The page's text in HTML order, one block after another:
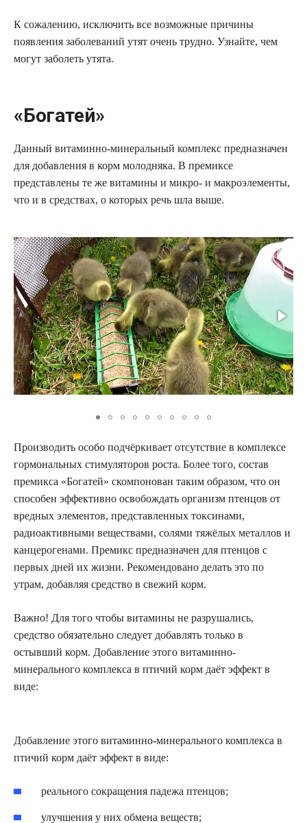
К сожалению, исключить все возможные причины
появления заболеваний утят очень трудно. Узнайте, чем
могут заболеть утята.
«Богатей»
Данный витаминно-минеральный комплекс предназначен
для добавления в корм молодняка. В премиксе
представлены те же витамины и микро- и макроэлементы,
что и в средствах, о которых речь шла выше.
Производить особо подчёркивает отсутствие в комплексе
гормональных стимуляторов роста. Более того, состав
премикса «Богатей» скомпонован таким образом, что он
способен эффективно освобождать организм птенцов от
вредных элементов, представленных токсинами,
радиоактивными веществами, солями тяжёлых металлов и
канцерогенами. Премикс предназначен для птенцов с
первых дней их жизни. Рекомендовано делать это по
утрам, добавляя средство в свежий корм.
Важно! Для того чтобы витамины не разрушались,
средство обязательно следует добавлять только в
остывший корм. Добавление этого витаминно-
минерального комплекса в птичий корм даёт эффект в
виде:
Добавление этого витаминно-минерального комплекса в
птичий корм даёт эффект в виде:
реального сокращения падежа птенцов;
улучшения у них обмена веществ;